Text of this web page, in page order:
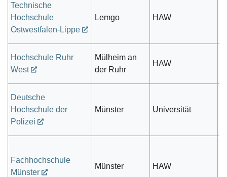
Technische
Hochschule
Ostwestfalen-Lippe
Lemgo HAW
Hochschule Ruhr
West
Mülheim an
der Ruhr
HAW
Deutsche
Hochschule der
Polizei
Münster Universität
Fachhochschule
Münster
Münster HAW